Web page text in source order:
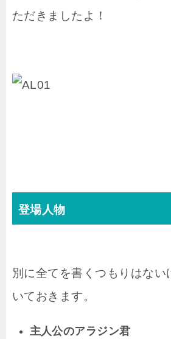
ただきましたよ！
登場人物
別に全てを書くつもりはない
いておきます。
主人公のアラジン君